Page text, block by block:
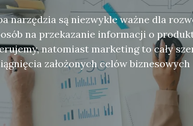
narzędzia są niezwykle ważne dla
na przekazanie informacji o
natomiast marketing to cały
założonych celów biznesowych